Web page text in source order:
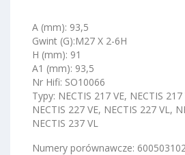
A (mm): 93,5
Gwint (G):M27 X 2-6H
H (mm): 91
A1 (mm): 93,5
Nr Hifi: SO10066
Typy: NECTIS 217 VE, NECTIS
NECTIS 227 VE, NECTIS 227 VL,
NECTIS 237 VL
Numery porównawcze: